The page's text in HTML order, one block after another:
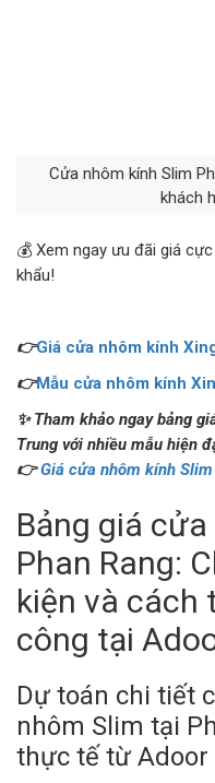
Cửa nhôm kính Slim
khách
💰 Xem ngay ưu đãi giá
khẩu!
👉Giá cửa nhôm kính
👉Mẫu cửa nhôm kính
✨ Tham khảo ngay bảng
Trung với nhiều mẫu hiện
👉Giá cửa nhôm kính
Bảng giá
Phan Rang:
kiện và cách
công tại
Dự toán chi tiết
nhôm Slim tại
thực tế từ Adoor